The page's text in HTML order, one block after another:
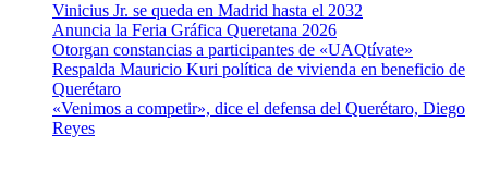
Vinicius Jr. se queda en Madrid hasta el 2032
Anuncia la Feria Gráfica Queretana 2026
Otorgan constancias a participantes de «UAQtívate»
Respalda Mauricio Kuri política de vivienda en beneficio de
Querétaro
«Venimos a competir», dice el defensa del Querétaro, Diego
Reyes